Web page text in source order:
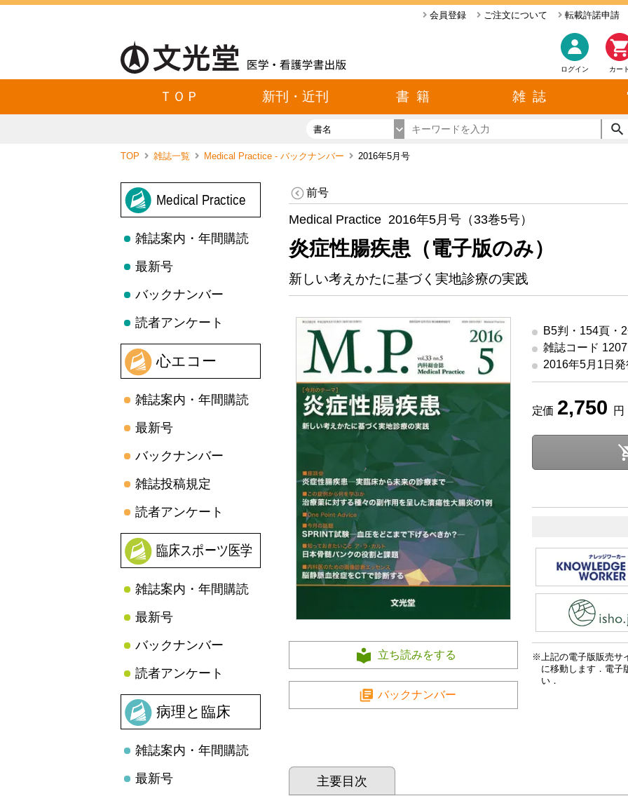
転載許諾申請
ご注文について
会員登録
カー
ログイン
ＴＯＰ 新刊・近刊 書 籍 雑 誌
書名
TOP 雑誌一覧 Medical Practice - バックナンバー 2016年5月号
Medical Practice
雑誌案内・年間購読
最新号
バックナンバー
読者アンケート
心エコー
雑誌案内・年間購読
最新号
バックナンバー
雑誌投稿規定
読者アンケート
臨床スポーツ医学
雑誌案内・年間購読
最新号
バックナンバー
読者アンケート
病理と臨床
雑誌案内・年間購読
最新号
前号
Medical Practice 2016年5月号（33巻5号）
炎症性腸疾患（電子版のみ）
新しい考えかたに基づく実地診療の実践
立ち読みをする
バックナンバー
B5判・154頁・
雑誌コード
2016年5月1日発
定価 2,750 円
上記の電子版販売サ
に移動します．電子
い．
主要目次